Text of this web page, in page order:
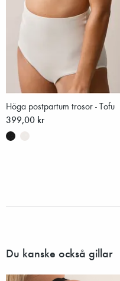
Höga postpartum trosor - Tofu
399,00 kr
Du kanske också gillar